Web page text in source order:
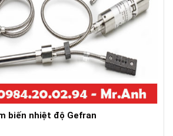
biến nhiệt độ Gefran